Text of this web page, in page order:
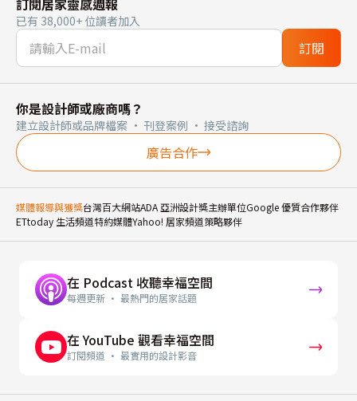
訂閱居家靈感週報
已有 38,000+ 位讀者加入
訂閱
你是設計師或廠商嗎？
建立設計師或品牌檔案 · 刊登案例 · 接受諮詢
廣告合作
媒體報導與獲獎台灣百大網站ADA 亞洲設計獎主辦單位Google 優質合作夥伴
ETtoday 生活頻道特約媒體Yahoo! 居家頻道策略夥伴
在 Podcast 收聽幸福空間
每週更新 · 最熱門的居家話題
在 YouTube 觀看幸福空間
訂閱頻道 · 最實用的設計影音